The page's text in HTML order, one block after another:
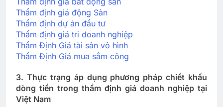
Thẩm định giá động Sản
Thẩm định dự án đầu tư
Thẩm định giá tri doanh nghiệp
Thẩm Định Giá tài sản vô hình
Thẩm Định Giá mua sắm công
3. Thực trạng áp dụng phương pháp chiết khấu
dòng tiền trong thẩm định giá doanh nghiệp tại
Việt Nam